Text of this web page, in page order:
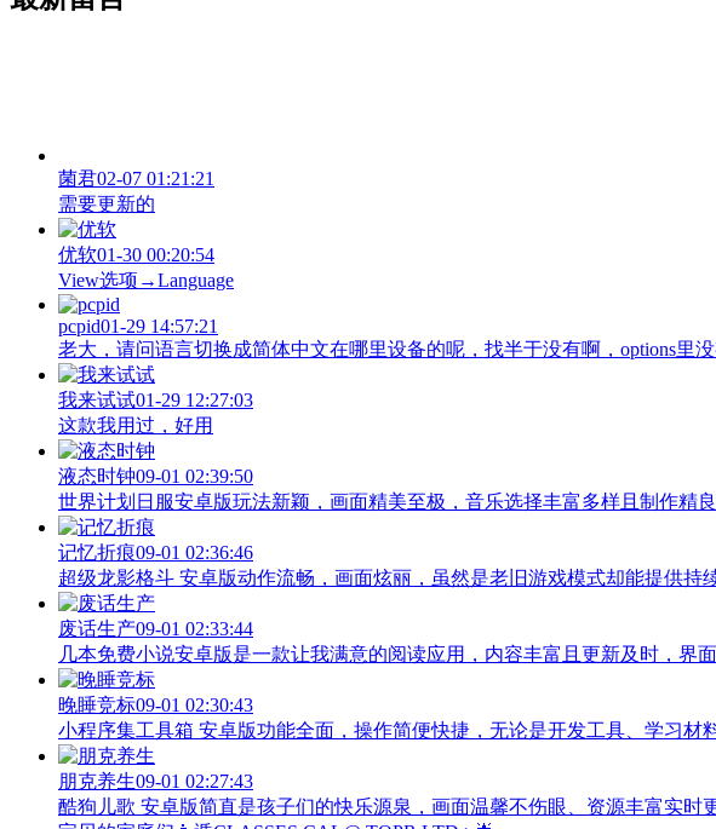
菌君02-07 01:21:21
需要更新的
优软01-30 00:20:54
View‌选项→Language
pcpid01-29 14:57:21
老大，请问语言切换成简体中文在哪里设备的呢，找半于没有啊，options里
我来试试01-29 12:27:03
这款我用过，好用
液态时钟09-01 02:39:50
世界计划日服安卓版玩法新颖，画面精美至极，音乐选择丰富多样且制作精
记忆折痕09-01 02:36:46
超级龙影格斗 安卓版动作流畅，画面炫丽，虽然是老旧游戏模式却能提供持
废话生产09-01 02:33:44
几本免费小说安卓版是一款让我满意的阅读应用，内容丰富且更新及时，界
晚睡竞标09-01 02:30:43
小程序集工具箱 安卓版功能全面，操作简便快捷，无论是开发工具、学习材
朋克养生09-01 02:27:43
酷狗儿歌 安卓版简直是孩子们的快乐源泉，画面温馨不伤眼、资源丰富实